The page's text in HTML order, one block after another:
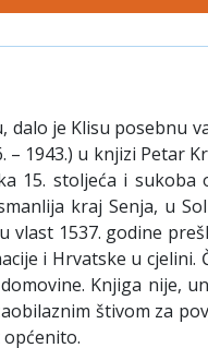
je Klisu posebnu
1943.) u knjizi Petar
15. stoljeća i
kraj Senja, u
1537. godine
i Hrvatske u
Knjiga nije,
štivom za